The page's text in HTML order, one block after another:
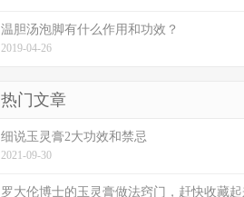
温胆汤泡脚有什么作用和功效？
2019-04-26
热门文章
细说玉灵膏2大功效和禁忌
2021-09-30
罗大伦博士的玉灵膏做法窍门，赶快收藏起